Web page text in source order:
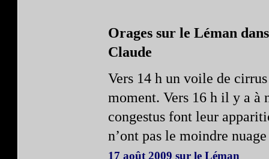
Orages sur le Léman
Claude
Vers 14 h un voile de
moment. Vers 16 h il y a à
congestus font leur
n’ont pas le moindre
17 août 2009 sur le Léman